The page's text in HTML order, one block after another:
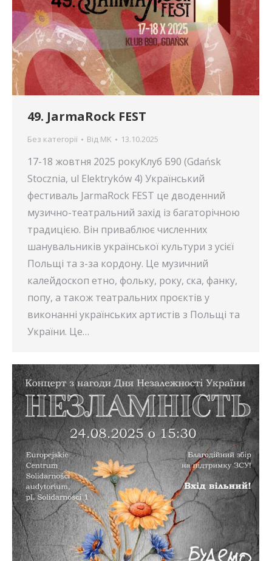
49. JarmaRock FEST
Без категорії Від MK 13.10.2025
17-18 жовтня 2025 рокуКлуб Б90 (Gdańsk
Stocznia, ul Elektryków 4) Український
фестиваль JarmaRock FEST це дводенний
музично-театральний захід із багаторічною
традицією. Він приваблює численних
шанувальників української культури з усієї
Польщі та з-за кордону. Це музичний
калейдоскоп етно, фольку, року, ска, фанку,
попу, а також театральних проєктів у
виконанні українських артистів з Польщі та
України. Це…